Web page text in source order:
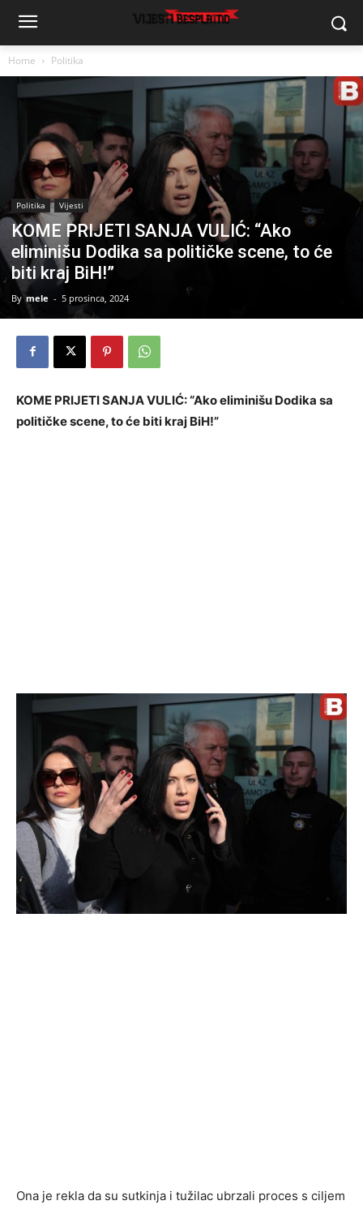
Home Politika
Politika Vijesti
KOME PRIJETI SANJA VULIĆ: “Ako
eliminišu Dodika sa političke scene, to će
biti kraj BiH!”
By mele - 5 prosinca, 2024
KOME PRIJETI SANJA VULIĆ: “Ako eliminišu Dodika sa
političke scene, to će biti kraj BiH!”
Ona je rekla da su sutkinja i tužilac ubrzali proces s ciljem